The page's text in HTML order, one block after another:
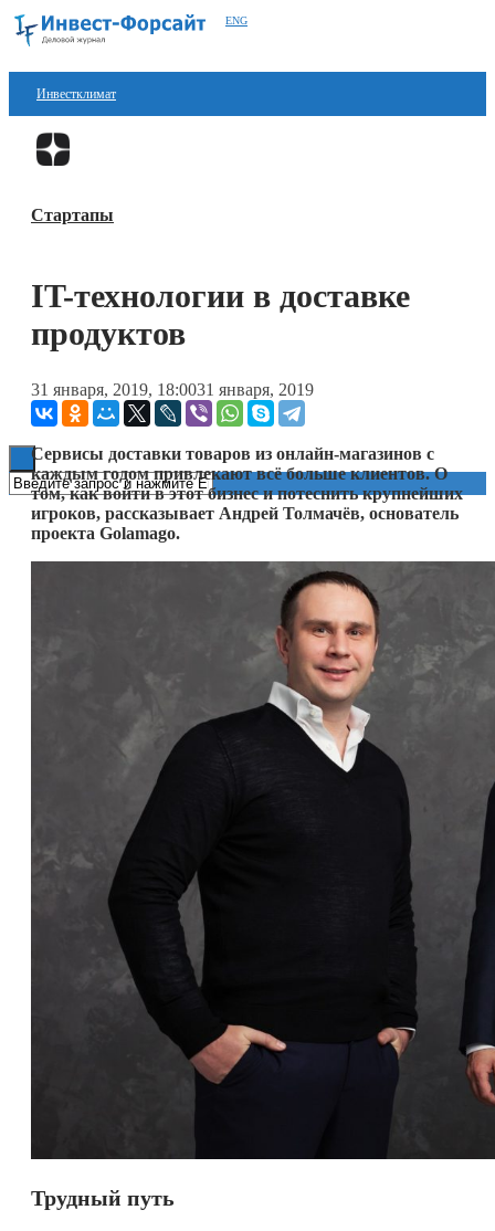
ENG
Инвестклимат
Финансы
Блокчейн
Книги
Стартапы
IT-технологии в доставке
продуктов
31 января, 2019, 18:0031 января, 2019
Сервисы доставки товаров из онлайн-магазинов с
каждым годом привлекают всё больше клиентов. О
том, как войти в этот бизнес и потеснить крупнейших
игроков, рассказывает Андрей Толмачёв, основатель
проекта Golamago.
Трудный путь